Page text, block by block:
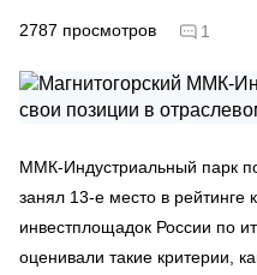
2787 просмотров 1
ММК‑Индустриальный парк
занял 13‑е место в рейтинге
инвестплощадок России по
оценивали такие критерии,